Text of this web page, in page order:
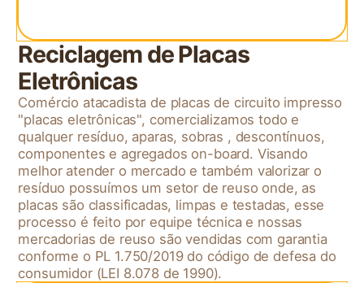
Reciclagem de Placas
Eletrônicas
Comércio atacadista de placas de circuito impresso
"placas eletrônicas", comercializamos todo e
qualquer resíduo, aparas, sobras , descontínuos,
componentes e agregados on-board. Visando
melhor atender o mercado e também valorizar o
resíduo possuímos um setor de reuso onde, as
placas são classificadas, limpas e testadas, esse
processo é feito por equipe técnica e nossas
mercadorias de reuso são vendidas com garantia
conforme o PL 1.750/2019 do código de defesa do
consumidor (LEI 8.078 de 1990).